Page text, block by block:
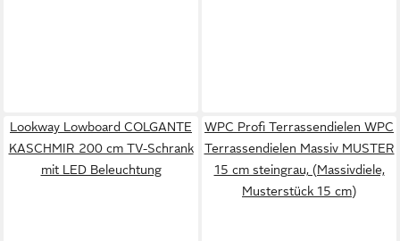
Lookway Lowboard COLGANTE
KASCHMIR 200 cm TV-Schrank
mit LED Beleuchtung
WPC Profi Terrassendielen WPC
Terrassendielen Massiv MUSTER
15 cm steingrau, (Massivdiele,
Musterstück 15 cm)